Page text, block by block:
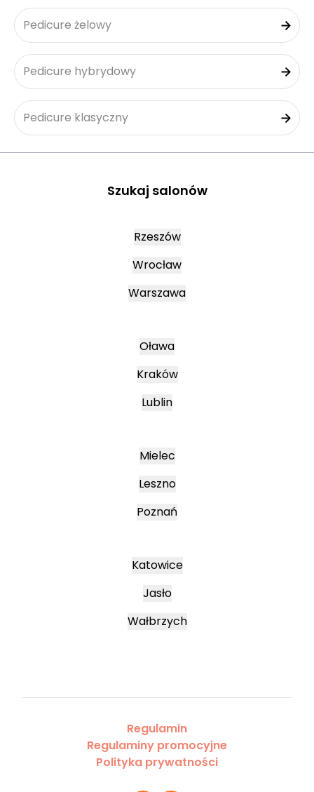
Pedicure żelowy
Pedicure hybrydowy
Pedicure klasyczny
Szukaj salonów
Rzeszów
Wrocław
Warszawa
Oława
Kraków
Lublin
Mielec
Leszno
Poznań
Katowice
Jasło
Wałbrzych
Regulamin
Regulaminy promocyjne
Polityka prywatności